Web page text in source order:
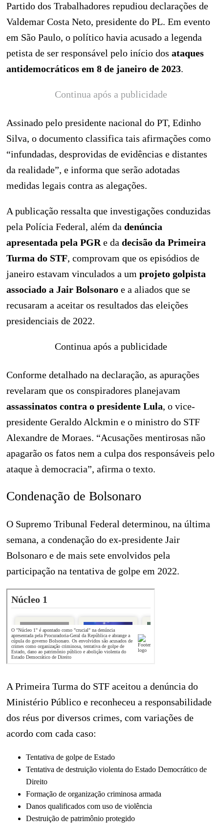
Partido dos Trabalhadores repudiou declarações de
Valdemar Costa Neto, presidente do PL. Em evento
em São Paulo, o político havia acusado a legenda
petista de ser responsável pelo início dos ataques
antidemocráticos em 8 de janeiro de 2023.
Continua após a publicidade
Assinado pelo presidente nacional do PT, Edinho
Silva, o documento classifica tais afirmações como
“infundadas, desprovidas de evidências e distantes
da realidade”, e informa que serão adotadas
medidas legais contra as alegações.
A publicação ressalta que investigações conduzidas
pela Polícia Federal, além da denúncia
apresentada pela PGR e da decisão da Primeira
Turma do STF, comprovam que os episódios de
janeiro estavam vinculados a um projeto golpista
associado a Jair Bolsonaro e a aliados que se
recusaram a aceitar os resultados das eleições
presidenciais de 2022.
Continua após a publicidade
Conforme detalhado na declaração, as apurações
revelaram que os conspiradores planejavam
assassinatos contra o presidente Lula, o vice-
presidente Geraldo Alckmin e o ministro do STF
Alexandre de Moraes. “Acusações mentirosas não
apagarão os fatos nem a culpa dos responsáveis pelo
ataque à democracia”, afirma o texto.
Condenação de Bolsonaro
O Supremo Tribunal Federal determinou, na última
semana, a condenação do ex-presidente Jair
Bolsonaro e de mais sete envolvidos pela
participação na tentativa de golpe em 2022.
A Primeira Turma do STF aceitou a denúncia do
Ministério Público e reconheceu a responsabilidade
dos réus por diversos crimes, com variações de
acordo com cada caso:
Tentativa de golpe de Estado
Tentativa de destruição violenta do Estado Democrático de
Direito
Formação de organização criminosa armada
Danos qualificados com uso de violência
Destruição de patrimônio protegido